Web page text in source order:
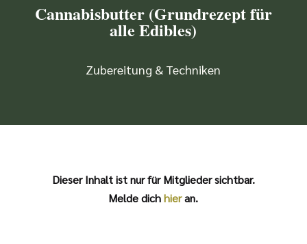
Cannabisbutter (Grundrezept für
alle Edibles)
Zubereitung & Techniken
Dieser Inhalt ist nur für Mitglieder sichtbar.
Melde dichhieran.